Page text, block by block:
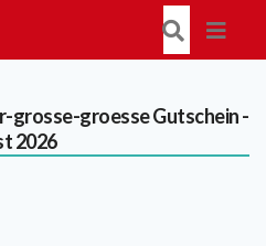
grosse-groesseGutschein -
2026